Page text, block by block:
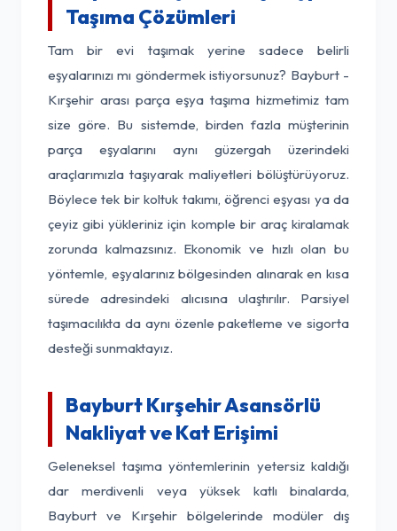
Taşıma Çözümleri
Tam bir evi taşımak yerine sadece belirli
eşyalarınızı mı göndermek istiyorsunuz? Bayburt -
Kırşehir arası parça eşya taşıma hizmetimiz tam
size göre. Bu sistemde, birden fazla müşterinin
parça eşyalarını aynı güzergah üzerindeki
araçlarımızla taşıyarak maliyetleri bölüştürüyoruz.
Böylece tek bir koltuk takımı, öğrenci eşyası ya da
çeyiz gibi yükleriniz için komple bir araç kiralamak
zorunda kalmazsınız. Ekonomik ve hızlı olan bu
yöntemle, eşyalarınız bölgesinden alınarak en kısa
sürede adresindeki alıcısına ulaştırılır. Parsiyel
taşımacılıkta da aynı özenle paketleme ve sigorta
desteği sunmaktayız.
Bayburt Kırşehir Asansörlü
Nakliyat ve Kat Erişimi
Geleneksel taşıma yöntemlerinin yetersiz kaldığı
dar merdivenli veya yüksek katlı binalarda,
Bayburt ve Kırşehir bölgelerinde modüler dış